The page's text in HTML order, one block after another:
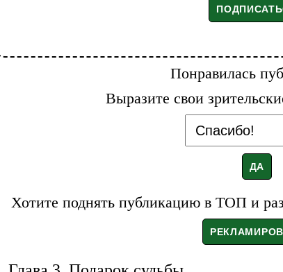
Понравилась
Выразите свои
Хотите поднять публикацию в ТОП и